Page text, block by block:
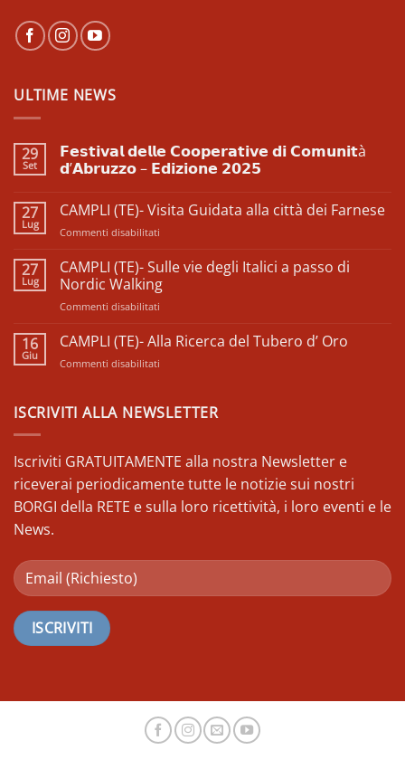
ULTIME NEWS
29
Set
𝗙𝗲𝘀𝘁𝗶𝘃𝗮𝗹 𝗱𝗲𝗹𝗹𝗲 𝗖𝗼𝗼𝗽𝗲𝗿𝗮𝘁𝗶𝘃𝗲 𝗱𝗶 𝗖𝗼𝗺𝘂𝗻𝗶𝘁à
𝗱’𝗔𝗯𝗿𝘂𝘇𝘇𝗼 – 𝗘𝗱𝗶𝘇𝗶𝗼𝗻𝗲 𝟮𝟬𝟮𝟱
su
𝗱𝗲𝗹𝗹𝗲
𝗖𝗼𝗺𝘂𝗻𝗶𝘁à
𝗱’𝗔𝗯𝗿𝘂𝘇𝘇𝗼
–
𝗘𝗱𝗶𝘇𝗶𝗼𝗻𝗲
27
Lug
CAMPLI (TE)- Visita Guidata alla città dei Farnese
Commenti disabilitati
(TE)-
Guidata
dei
27
Lug
CAMPLI (TE)- Sulle vie degli Italici a passo di
Nordic Walking
Commenti disabilitati
(TE)-
a
Nordic
16
Giu
CAMPLI (TE)- Alla Ricerca del Tubero d’ Oro
Commenti disabilitati
Alla
Tubero
d’
Oro
ISCRIVITI ALLA NEWSLETTER
Iscriviti GRATUITAMENTE alla nostra Newsletter e
riceverai periodicamente tutte le notizie sui nostri
BORGI della RETE e sulla loro ricettività, i loro eventi e le
News.